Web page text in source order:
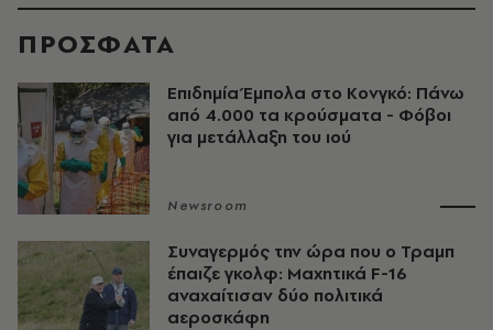
ΠΡΟΣΦΑΤΑ
Επιδημία Έμπολα στο Κονγκό: Πάνω
από 4.000 τα κρούσματα - Φόβοι
για μετάλλαξη του ιού
Newsroom
Συναγερμός την ώρα που ο Τραμπ
έπαιζε γκολφ: Μαχητικά F-16
αναχαίτισαν δύο πολιτικά
αεροσκάφη